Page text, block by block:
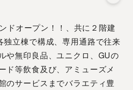
ドオープン！！、共に２階建
独立棟で構成、専用通路で往来
や無印良品、ユニクロ、GUの
ド等飲食及び、アミューズメ
のサービスまでバラエティ豊